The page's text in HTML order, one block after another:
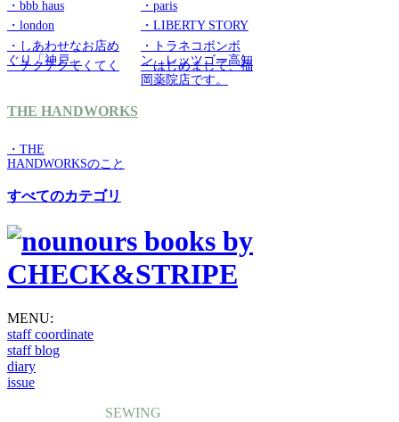
・bbb haus
・paris
・london
・LIBERTY STORY
・しあわせなお店め
ぐり「神戸」
・トラネコボンボ
ン レッツゴー高知
・チクチクてくてく
・はじめまして、福
岡薬院店です。
THE HANDWORKS
・THE
HANDWORKSのこと
すべてのカテゴリ
MENU:
staff coordinate
staff blog
diary
issue
SEWING